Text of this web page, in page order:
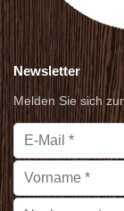
Newsletter
Melden Sie sich